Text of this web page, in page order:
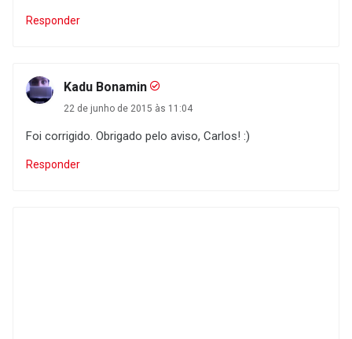
Responder
Kadu Bonamin
22 de junho de 2015 às 11:04
Foi corrigido. Obrigado pelo aviso, Carlos! :)
Responder